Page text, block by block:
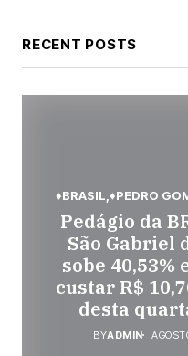
RECENT POSTS
♦BRASIL ♦PEDRO
Pedágio da
São Gabriel
sobe 40,53%
custar R$
desta
BYADMIN